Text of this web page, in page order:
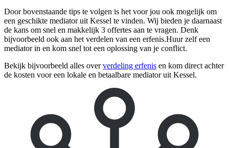
Door bovenstaande tips te volgen is het voor jou ook mogelijk om
een geschikte mediator uit Kessel te vinden. Wij bieden je daarnaast
de kans om snel en makkelijk 3 offertes aan te vragen. Denk
bijvoorbeeld ook aan het verdelen van een erfenis.Huur zelf een
mediator in en kom snel tot een oplossing van je conflict.
Bekijk bijvoorbeeld alles oververdeling erfenis en kom direct achter
de kosten voor een lokale en betaalbare mediator uit Kessel.